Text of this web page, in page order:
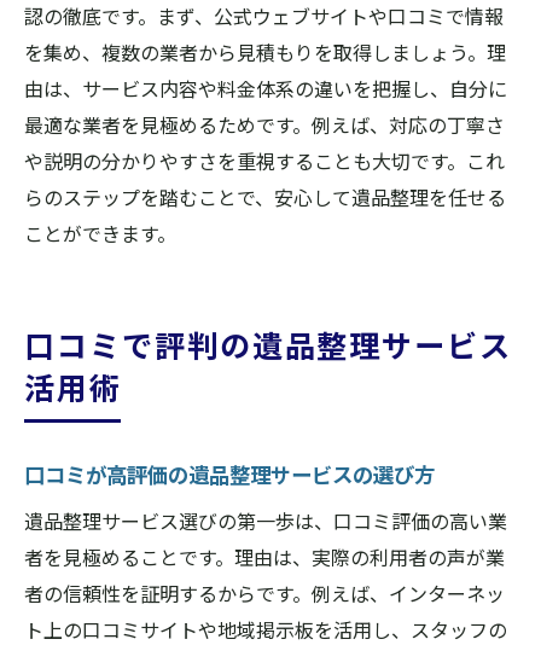
認の徹底です。まず、公式ウェブサイトや口コミで情報
を集め、複数の業者から見積もりを取得しましょう。理
由は、サービス内容や料金体系の違いを把握し、自分に
最適な業者を見極めるためです。例えば、対応の丁寧さ
や説明の分かりやすさを重視することも大切です。これ
らのステップを踏むことで、安心して遺品整理を任せる
ことができます。
口コミで評判の遺品整理サービス
活用術
口コミが高評価の遺品整理サービスの選び方
遺品整理サービス選びの第一歩は、口コミ評価の高い業
者を見極めることです。理由は、実際の利用者の声が業
者の信頼性を証明するからです。例えば、インターネッ
ト上の口コミサイトや地域掲示板を活用し、スタッフの